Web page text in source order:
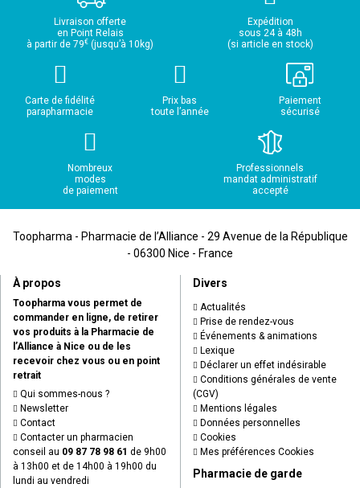
Livraison offerte
en Point Relais
à partir de 79€ (jusqu’à 10kg)
Expédition
sous 24 à 48h
(si article en stock)
Carte de fidélité
parapharmacie
Prix bas
toute l’année
Paiement
sécurisé
Nombreux
modes
de paiement
Professionnels
mandat administratif
accepté
Toopharma - Pharmacie de l’Alliance - 29 Avenue de la République
- 06300 Nice - France
À propos
Toopharma vous permet de
commander en ligne, de retirer
vos produits à la Pharmacie de
l’Alliance à Nice ou de les
recevoir chez vous ou en point
retrait
Qui sommes-nous ?
Newsletter
Contact
Contacter un pharmacien
conseil au 09 87 78 98 61 de 9h00
à 13h00 et de 14h00 à 19h00 du
lundi au vendredi
Divers
Actualités
Prise de rendez-vous
Événements & animations
Lexique
Déclarer un effet indésirable
Conditions générales de vente
(CGV)
Mentions légales
Données personnelles
Cookies
Mes préférences Cookies
Pharmacie de garde